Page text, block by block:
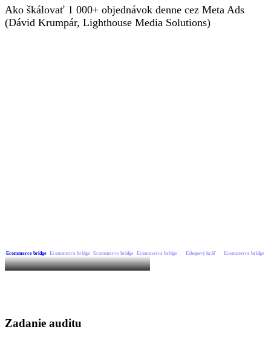
Ako škálovať 1 000+ objednávok denne cez Meta Ads
(Dávid Krumpár, Lighthouse Media Solutions)
Ecommerce bridge Ecommerce bridge Ecommerce bridge Ecommerce bridge Eshopový kráľ Ecommerce bridge
Zadanie auditu